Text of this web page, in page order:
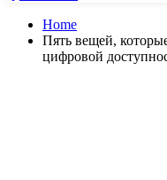
Home
Пять вещей,
цифровой